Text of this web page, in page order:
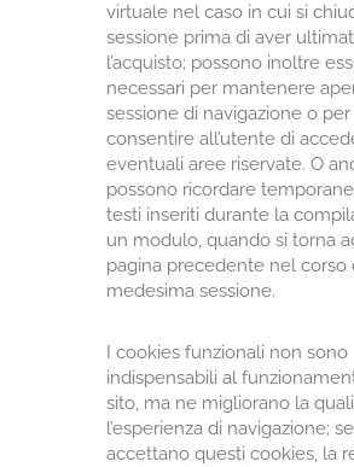
virtuale nel caso in cui si
sessione prima di aver
l’acquisto; possono inoltre
necessari per mantenere
sessione di navigazione o per
consentire all’utente di
eventuali aree riservate. O
possono ricordare
testi inseriti durante la
un modulo, quando si torna
pagina precedente nel corso
medesima sessione.
I cookies funzionali non sono
indispensabili al
sito, ma ne migliorano la
l’esperienza di navigazione;
accettano questi cookies, la